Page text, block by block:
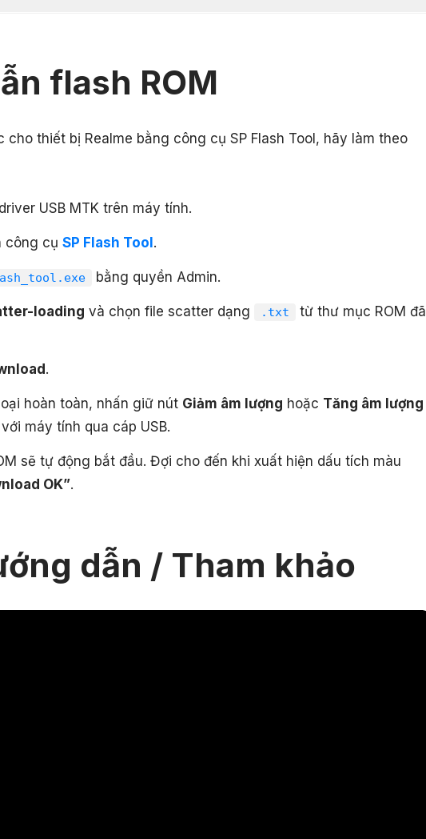
flash ROM
thiết bị Realme bằng công cụ SP Flash Tool, hãy làm theo
USB MTK trên máy tính.
công cụ SP Flash Tool .
bằng quyền Admin.
loading và chọn file scatter dạng .txt
từ thư mục ROM đã
.
hoàn toàn, nhấn giữ nút Giảm âm lượng hoặc Tăng âm lượng
máy tính qua cáp USB.
sẽ tự động bắt đầu. Đợi cho đến khi xuất hiện dấu tích màu
OK”.
dẫn / Tham khảo